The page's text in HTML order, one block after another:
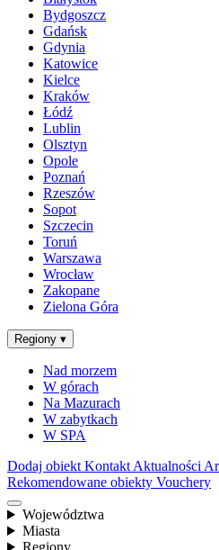
Bydgoszcz
Gdańsk
Gdynia
Katowice
Kielce
Kraków
Łódź
Lublin
Olsztyn
Opole
Poznań
Rzeszów
Sopot
Szczecin
Toruń
Warszawa
Wrocław
Zakopane
Zielona Góra
Regiony ▾
Nad morzem
W górach
Na Mazurach
W zabytkach
W SPA
Dodaj obiekt Kontakt Aktualności
Rekomendowane obiekty Vouchery
Województwa
Miasta
Regiony